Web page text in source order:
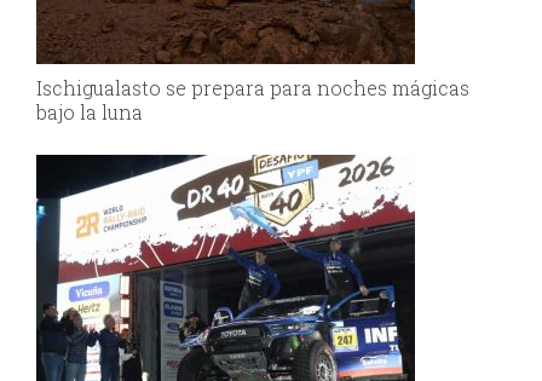
Ischigualasto se prepara para noches mágicas
bajo la luna